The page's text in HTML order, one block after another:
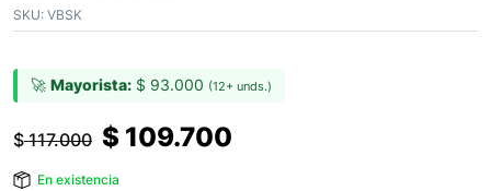
SKU: VBSK
🚀 Mayorista: $ 93.000 (12+ unds.)
$117.000 $ 109.700
En existencia